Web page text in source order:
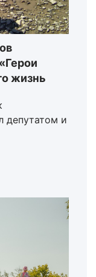
жизнь
депутатом и